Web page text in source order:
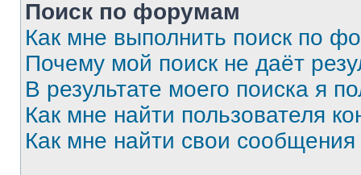
Поиск по форумам
Как мне выполнить поиск по
Почему мой поиск не даёт
В результате моего поиска я
Как мне найти пользователя
Как мне найти свои